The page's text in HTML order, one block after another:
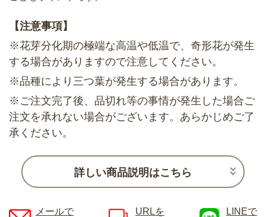
【注意事項】
※花芽分化期の極端な高温や低温で、奇形花が発生
する場合がありますので注意してください。
※品種により三つ葉が発生する場合があります。
※ご注文完了後、品切れ等の事情が発生した場合ご
注文を承れない場合がございます。あらかじめご了
承ください。
詳しい商品説明はこちら
メールで
URLを
LINEで